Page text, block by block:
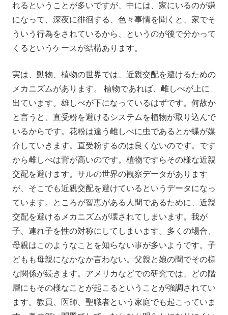
れるということが多いですが、中には、家にいるのが嫌
になって、深夜に徘徊する、色々事情を聞くと、家でそ
ういう行為をされているから、というのが後で分かって
くるというケースが結構あります。
実は、動物、植物の世界では、近親交配を避けるための
メカニズムがあります。 植物であれば、雌しべが上に
出ています。雄しべが下になっているはずです。何故か
と言うと、直受粉を避けるシステムを植物が取り込んで
いるからです。花粉は違う雌しべに虫であるとか蝶が媒
介していきます。直受粉するのは良くないのです。です
から雌しべは背が高いのです。植物ですらその様な近親
交配を避けます。サルの世界の観察データがあります
が、そこでも近親交配を避けているというデータになっ
ています。ところが智恵がある人間であるために、近親
交配を避けるメカニズムが壊されてしまいます。我が
子、連れ子を性の対称にしてしまいます。多くの場合、
母親はこのようなことを知らない事が多いようです。子
どもも母親になかなか言わない。父親と娘の間でその様
な関係が続きます。アメリカなどでの研究では、どの階
層にもその様なことが起こるということが強調されてい
ます。教員、医師、聖職者という家庭でも起こっていま